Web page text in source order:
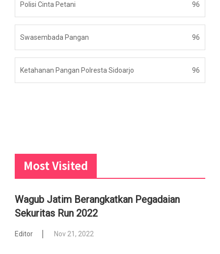
Polisi Cinta Petani 96
Swasembada Pangan 96
Ketahanan Pangan Polresta Sidoarjo 96
Most Visited
Wagub Jatim Berangkatkan Pegadaian
Sekuritas Run 2022
Editor Nov 21, 2022